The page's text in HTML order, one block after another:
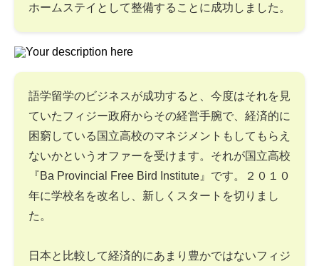
ホームステイとして整備することに成功しました。
語学留学のビジネスが成功すると、今度はそれを見
ていたフィジー政府からその経営手腕で、経済的に
困窮している国立高校のマネジメントもしてもらえ
ないかというオファーを受けます。それが国立高校
『Ba Provincial Free Bird Institute』です。２０１０
年に学校名を改名し、新しくスタートを切りまし
た。
日本と比較して経済的にあまり豊かではないフィジ